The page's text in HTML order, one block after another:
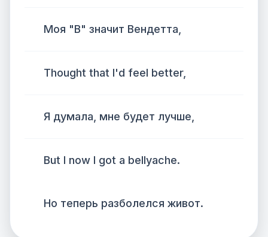
Моя "В" значит Вендетта,
Thought that I'd feel better,
Я думала, мне будет лучше,
But I now I got a bellyache.
Но теперь разболелся живот.